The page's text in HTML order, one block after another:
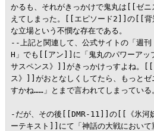
かるも、それがきっかけで鬼丸は[[ゼ
えてしまった。[[エピソード2]]の[[背
な立場という不憫な存在である。
--上記と関連して、公式サイトの「週
H」でも[[アン]]に「鬼丸のパワーアッ
サスペンス》]]がきっかけっすよね。
ス》]]がおとなしくしてたら、もっとゼ
すかね……」とまで言われてしまっている
-だが、その後[[DMR-11]]の[[《氷河
ーテキスト]]にて「神話の大戦において